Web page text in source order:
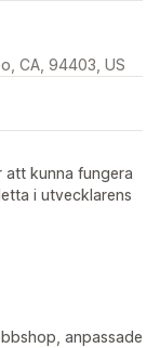
CA, 94403, US
kunna fungera
i utvecklarens
anpassade